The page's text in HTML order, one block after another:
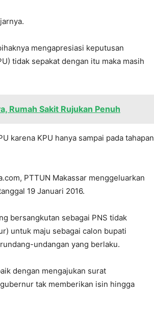
mengapresiasi keputusan
tidak sepakat dengan itu maka masih
Rumah Sakit Rujukan Penuh
karena KPU hanya sampai pada tahapan
PTTUN Makassar menggeluarkan
19 Januari 2016.
bersangkutan sebagai PNS tidak
untuk maju sebagai calon bupati
undangan yang berlaku.
dengan mengajukan surat
tak memberikan isin hingga